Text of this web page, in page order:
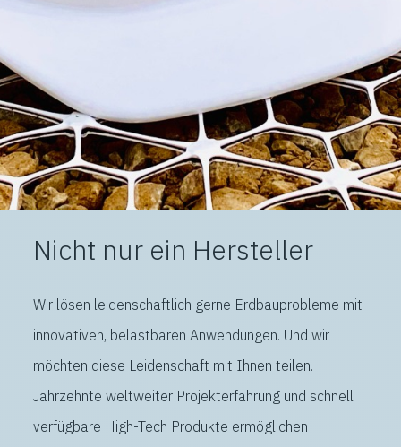
Nicht nur ein Hersteller
Wir lösen leidenschaftlich gerne Erdbauprobleme mit
innovativen, belastbaren Anwendungen. Und wir
möchten diese Leidenschaft mit Ihnen teilen.
Jahrzehnte weltweiter Projekterfahrung und schnell
verfügbare High-Tech Produkte ermöglichen